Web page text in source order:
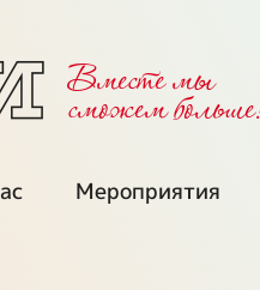
Вместе мы
cможем
Мероприятия